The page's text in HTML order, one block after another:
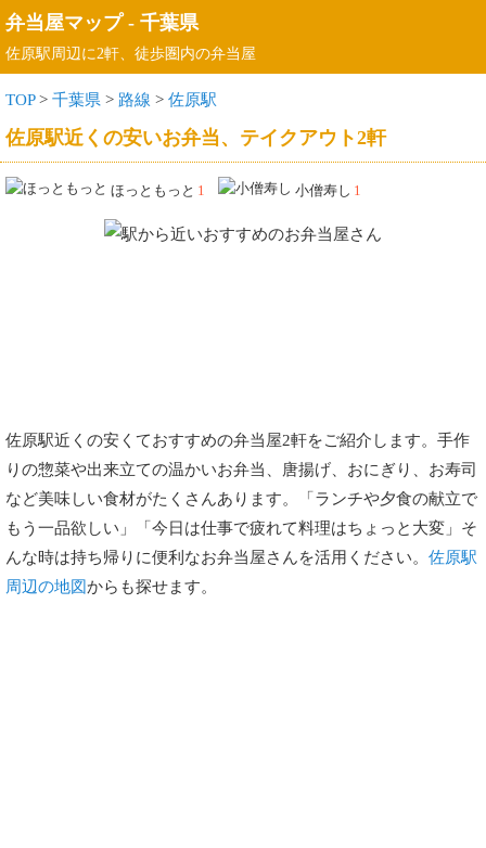
弁当屋マップ- 千葉県
佐原駅周辺に2軒、徒歩圏内の弁当屋
TOP> 千葉県 > 路線 > 佐原駅
佐原駅近くの安いお弁当、テイクアウト2軒
ほっともっと 1 小僧寿し 1
佐原駅近くの安くておすすめの弁当屋2軒をご紹介します。手作
りの惣菜や出来立ての温かいお弁当、唐揚げ、おにぎり、お寿司
など美味しい食材がたくさんあります。「ランチや夕食の献立で
もう一品欲しい」「今日は仕事で疲れて料理はちょっと大変」そ
んな時は持ち帰りに便利なお弁当屋さんを活用ください。 佐原駅
周辺の地図からも探せます。